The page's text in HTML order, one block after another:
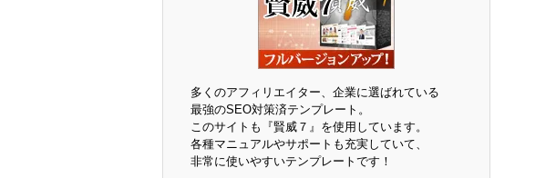
多くのアフィリエイター、企業に選ばれている
最強のSEO対策済テンプレート。
このサイトも『賢威７』を使用しています。
各種マニュアルやサポートも充実していて、
非常に使いやすいテンプレートです！